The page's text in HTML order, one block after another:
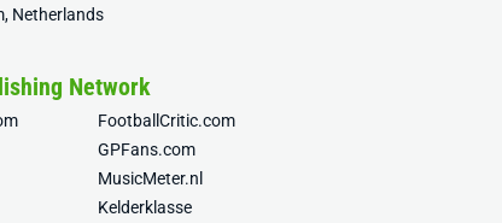
Netherlands
Network
FootballCritic.com
GPFans.com
MusicMeter.nl
Kelderklasse